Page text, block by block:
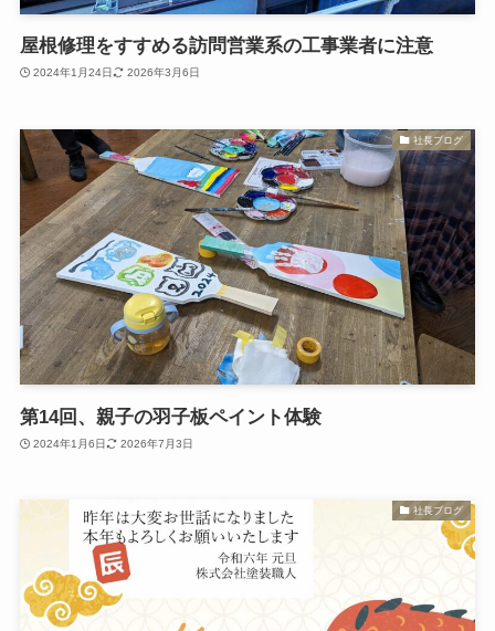
屋根修理をすすめる訪問営業系の工事業者に注意
2024年1月24日 2026年3月6日
社長ブログ
第14回、親子の羽子板ペイント体験
2024年1月6日 2026年7月3日
社長ブログ